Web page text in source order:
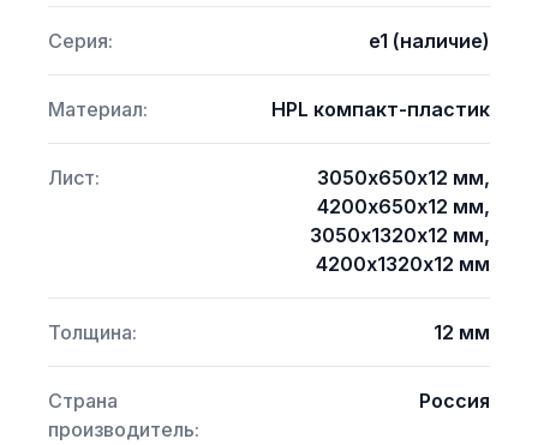
Серия: e1 (наличие)
Материал: HPL компакт-пластик
Лист:
3050х650х12 мм,
4200х650х12 мм,
3050х1320х12 мм,
4200х1320х12 мм
Толщина: 12 мм
Страна
производитель:
Россия